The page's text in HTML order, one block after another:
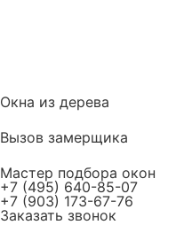
Окна из дерева
Вызов замерщика
Мастер подбора окон
+7 (495) 640-85-07
+7 (903) 173-67-76
Заказать звонок